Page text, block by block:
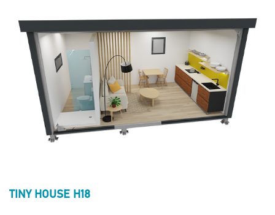
TINY HOUSE H18